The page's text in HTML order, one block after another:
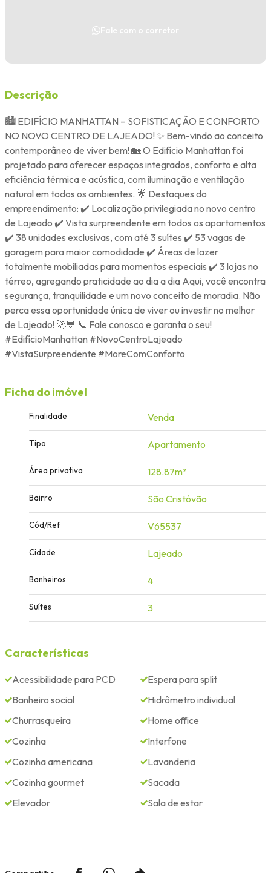
Fale com o corretor
Descrição
🏙️ EDIFÍCIO MANHATTAN – SOFISTICAÇÃO E CONFORTO
NO NOVO CENTRO DE LAJEADO! ✨ Bem-vindo ao conceito
contemporâneo de viver bem! 🏡 O Edifício Manhattan foi
projetado para oferecer espaços integrados, conforto e alta
eficiência térmica e acústica, com iluminação e ventilação
natural em todos os ambientes. 🌟 Destaques do
empreendimento: ✔️ Localização privilegiada no novo centro
de Lajeado ✔️ Vista surpreendente em todos os apartamentos
✔️ 38 unidades exclusivas, com até 3 suítes ✔️ 53 vagas de
garagem para maior comodidade ✔️ Áreas de lazer
totalmente mobiliadas para momentos especiais ✔️ 3 lojas no
térreo, agregando praticidade ao dia a dia Aqui, você encontra
segurança, tranquilidade e um novo conceito de moradia. Não
perca essa oportunidade única de viver ou investir no melhor
de Lajeado! 🚀💙 📞 Fale conosco e garanta o seu!
#EdifícioManhattan #NovoCentroLajeado
#VistaSurpreendente #MoreComConforto
Ficha do imóvel
Finalidade Venda
Tipo Apartamento
Área privativa 128.87m²
Bairro São Cristóvão
Cód/Ref V65537
Cidade Lajeado
Banheiros 4
Suítes 3
Características
Acessibilidade para PCD
Banheiro social
Churrasqueira
Cozinha
Cozinha americana
Cozinha gourmet
Elevador
Espera para split
Hidrômetro individual
Home office
Interfone
Lavanderia
Sacada
Sala de estar